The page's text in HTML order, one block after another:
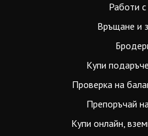
Работи с
Връщане и
Купи
Проверка на
Препоръчай
Купи онлайн,